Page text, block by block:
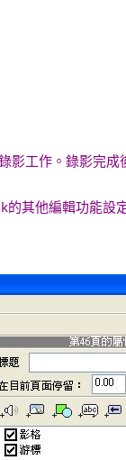
影工作。錄影完
其他編輯功能設